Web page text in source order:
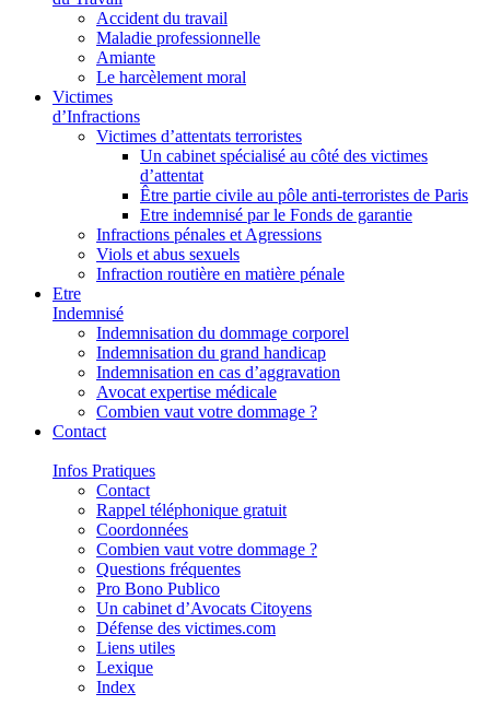
Accident du travail
Maladie professionnelle
Amiante
Le harcèlement moral
Victimes
d’Infractions
Victimes d’attentats terroristes
Un cabinet spécialisé au côté des victimes
d’attentat
Être partie civile au pôle anti-terroristes de Paris
Etre indemnisé par le Fonds de garantie
Infractions pénales et Agressions
Viols et abus sexuels
Infraction routière en matière pénale
Etre
Indemnisé
Indemnisation du dommage corporel
Indemnisation du grand handicap
Indemnisation en cas d’aggravation
Avocat expertise médicale
Combien vaut votre dommage ?
Contact
Infos Pratiques
Contact
Rappel téléphonique gratuit
Coordonnées
Combien vaut votre dommage ?
Questions fréquentes
Pro Bono Publico
Un cabinet d’Avocats Citoyens
Défense des victimes.com
Liens utiles
Lexique
Index